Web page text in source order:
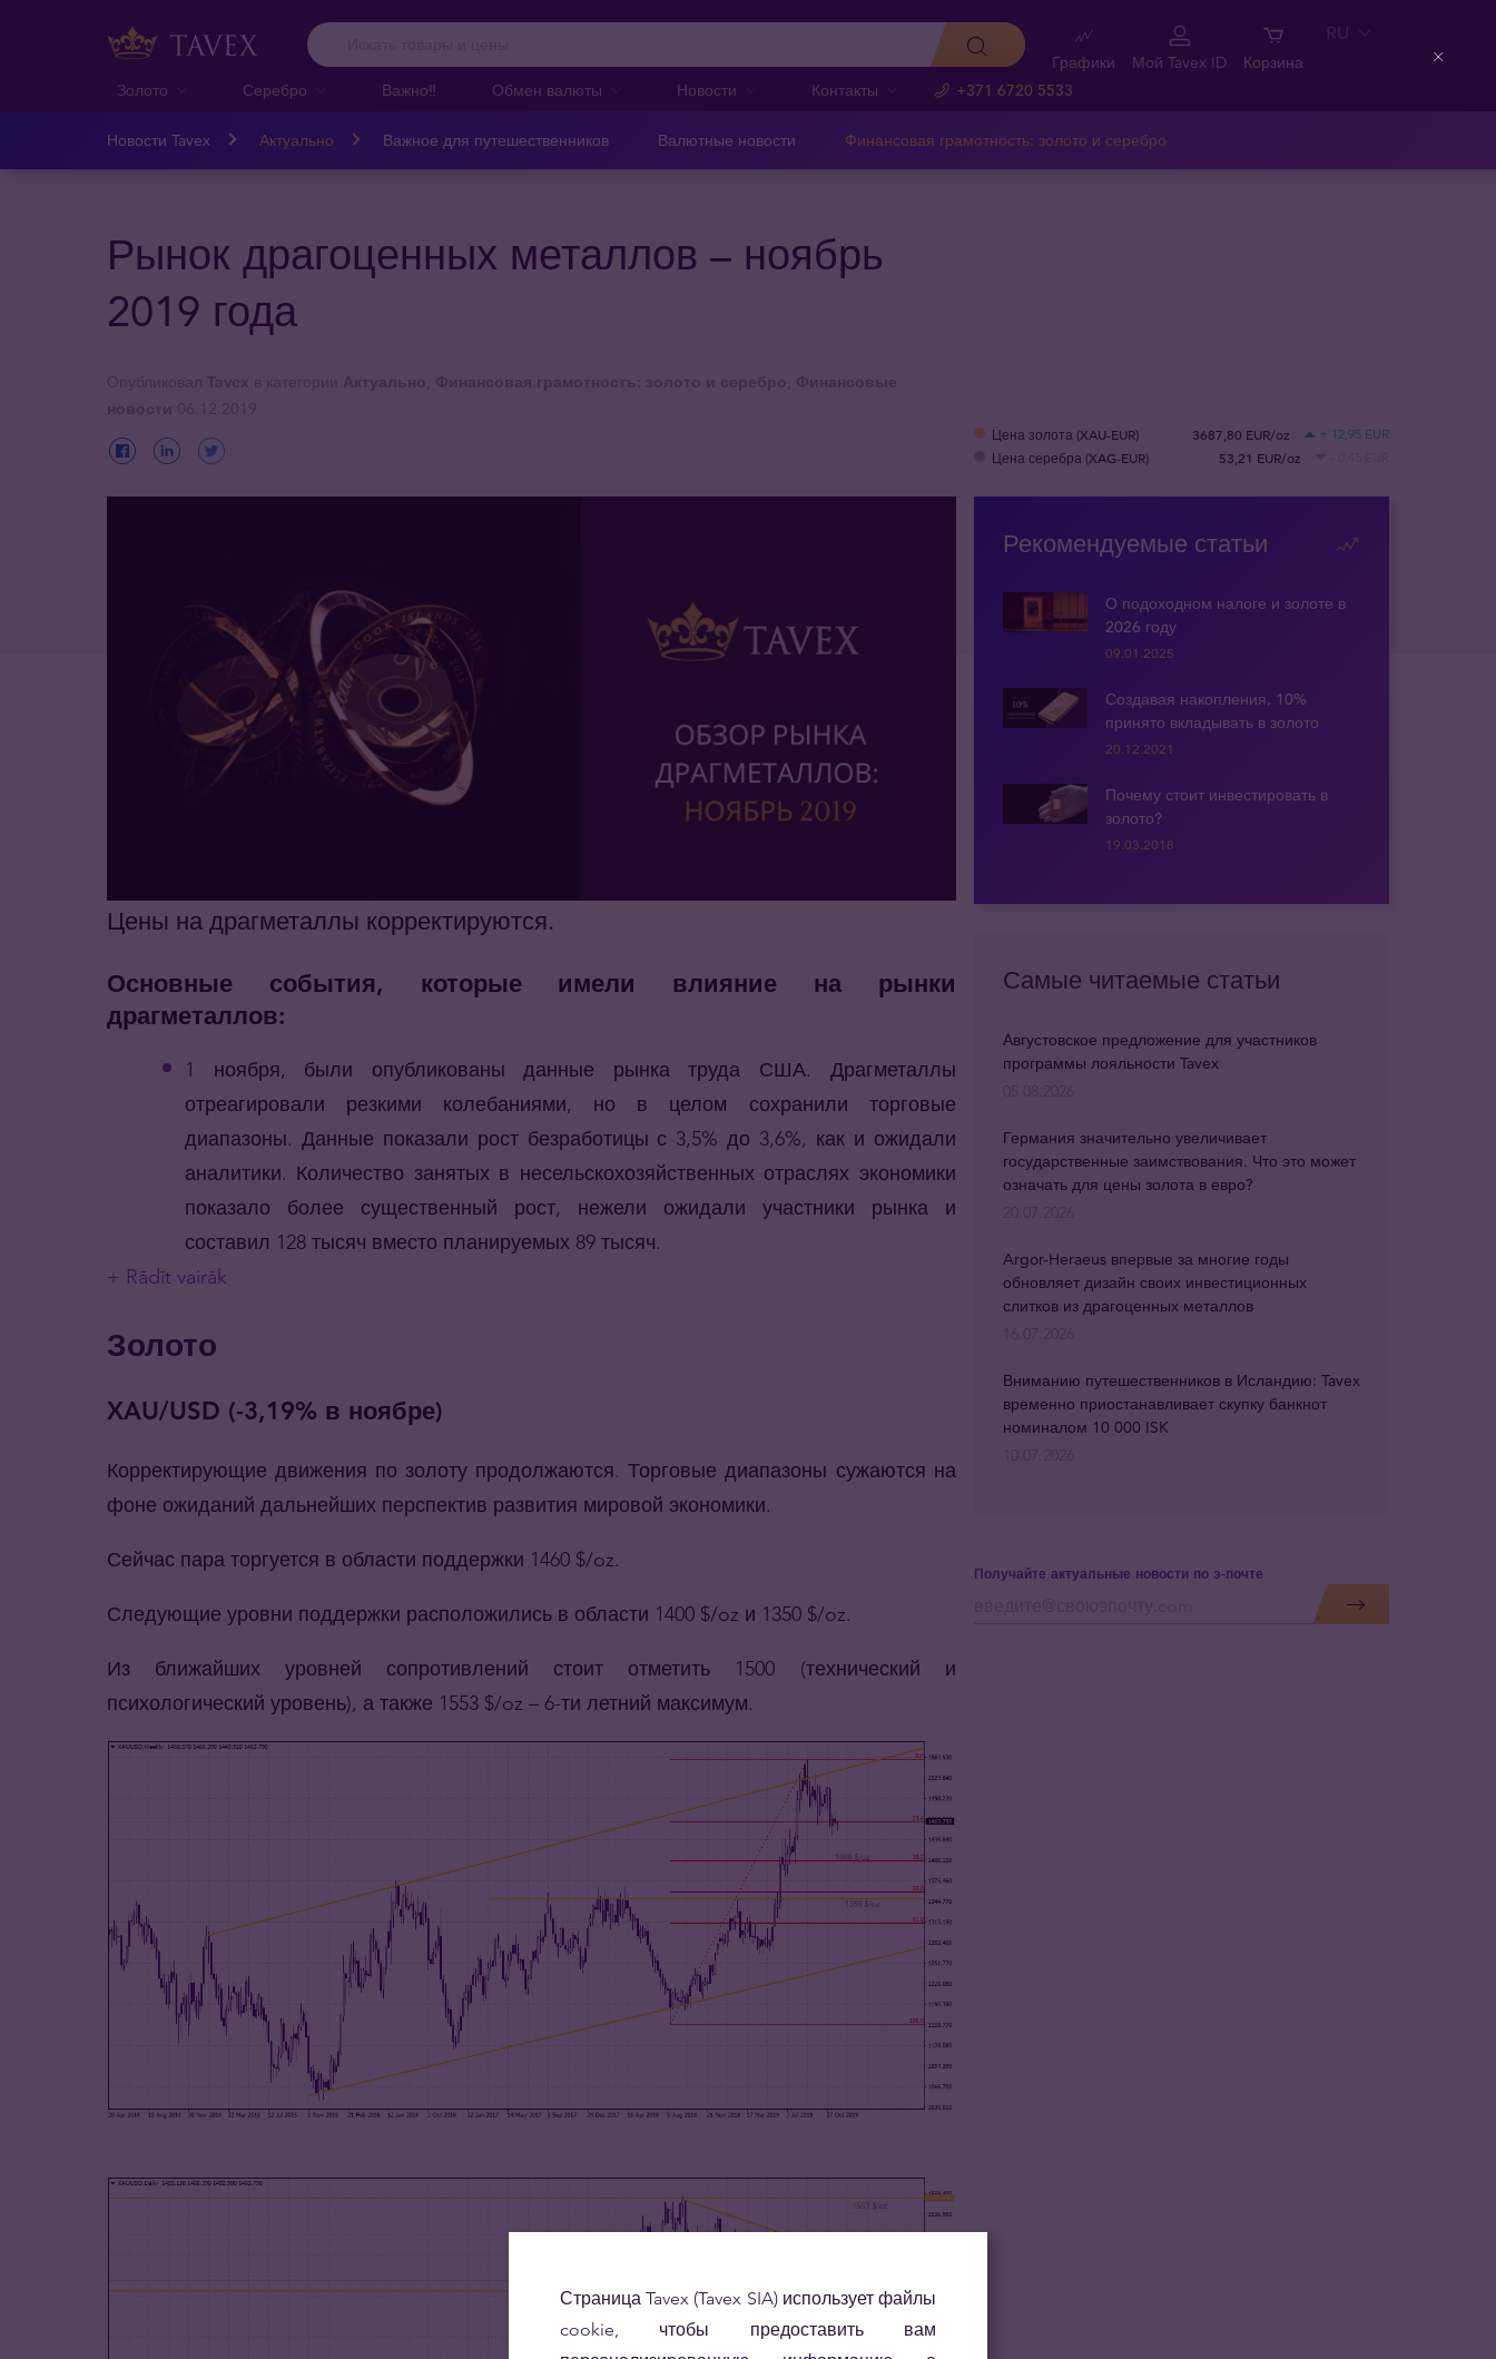
Золото Серебро Важно‼️ Обмен валюты Новости Контакты +371 6720 5533
Графики Мой Tavex ID Корзина
RU
Новости Tavex Актуально Важное для путешественников Валютные новости Финансовая грамотность: золото и серебро
Рынок драгоценных металлов – ноябрь
2019 года
Цена золота (XAU-EUR) 3687,80 EUR/oz + 12,95 EUR
Цена серебра (XAG-EUR) 53,21 EUR/oz
Цены на драгметаллы корректируются.
Основные события, которые имели влияние на рынки
драгметаллов:
1 ноября, были опубликованы данные рынка труда США. Драгметаллы
отреагировали резкими колебаниями, но в целом сохранили торговые
диапазоны. Данные показали рост безработицы с 3,5% до 3,6%, как и ожидали
аналитики. Количество занятых в несельскохозяйственных отраслях экономики
показало более существенный рост, нежели ожидали участники рынка и
составил 128 тысяч вместо планируемых 89 тысяч.
+ Rādīt vairāk
Золото
XAU/USD (-3,19% в ноябре)
Корректирующие движения по золоту продолжаются. Торговые диапазоны сужаются на
фоне ожиданий дальнейших перспектив развития мировой экономики.
Сейчас пара торгуется в области поддержки 1460 $/oz.
Следующие уровни поддержки расположились в области 1400 $/oz и 1350 $/oz.
Из ближайших уровней сопротивлений стоит отметить 1500 (технический и
психологический уровень), а также 1553 $/oz – 6-ти летний максимум.
Рекомендуемые статьи
О подоходном налоге и золоте в
2026 году
09.01.2025
Создавая накопления, 10%
принято вкладывать в золото
20.12.2021
Почему стоит инвестировать в
золото?
19.03.2018
Получайте актуальные новости по э-почте
Самые читаемые статьи
Августовское предложение для участников
программы лояльности Tavex
Германия значительно увеличивает
государственные заимствования. Что это может
означать для цены золота в евро?
Argor-Heraeus впервые за многие годы
обновляет дизайн своих инвестиционных
слитков из драгоценных металлов
Вниманию путешественников в Исландию: Tavex
временно приостанавливает скупку банкнот
номиналом 10 000 ISK
Страница Tavex (Tavex SIA) использует файлы
cookie, чтобы предоставить вам
Close